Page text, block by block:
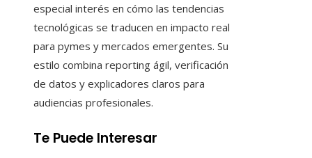
especial interés en cómo las tendencias
tecnológicas se traducen en impacto real
para pymes y mercados emergentes. Su
estilo combina reporting ágil, verificación
de datos y explicadores claros para
audiencias profesionales.
Te Puede Interesar